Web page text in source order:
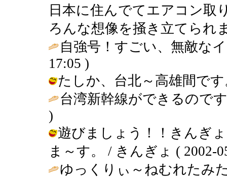
日本に住んでてエアコン取
ろんな想像を掻き立てられ
自強号！すごい、無敵な
17:05 )
たしか、台北～高雄間で
台湾新幹線ができるので
)
遊びましょう！！きんぎ
ま～す。 / きんぎょ ( 2002-
ゆっくりぃ～ねむれたみ